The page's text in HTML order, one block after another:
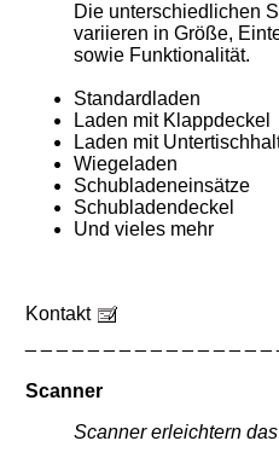
Die unterschiedlichen
variieren in Größe,
sowie Funktionalität.
Standardladen
Laden mit Klappdeckel
Laden mit
Wiegeladen
Schubladeneinsätze
Schubladendeckel
Und vieles mehr
Kontakt
Scanner
Scanner erleichtern